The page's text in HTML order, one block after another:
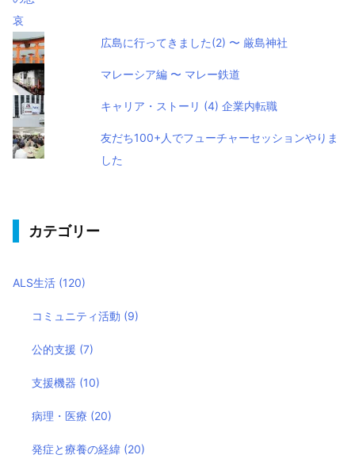
広島に行ってきました(2) 〜 厳島神社
マレーシア編 〜 マレー鉄道
キャリア・ストーリ (4) 企業内転職
友だち100+人でフューチャーセッションやりま
した
カテゴリー
ALS生活 (120)
コミュニティ活動 (9)
公的支援 (7)
支援機器 (10)
病理・医療 (20)
発症と療養の経緯 (20)